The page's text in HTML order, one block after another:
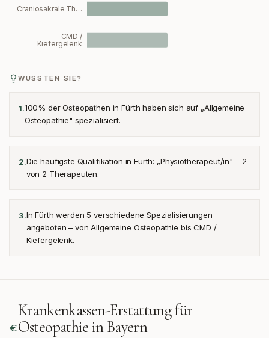
Craniosakrale Th…
CMD /
Kiefergelenk
WUSSTEN SIE?
1.100% der Osteopathen in Fürth haben sich auf „Allgemeine
Osteopathie" spezialisiert.
2.Die häufigste Qualifikation in Fürth: „Physiotherapeut/in" – 2
von 2 Therapeuten.
3.In Fürth werden 5 verschiedene Spezialisierungen
angeboten – von Allgemeine Osteopathie bis CMD /
Kiefergelenk.
Krankenkassen-Erstattung für
Osteopathie inBayern